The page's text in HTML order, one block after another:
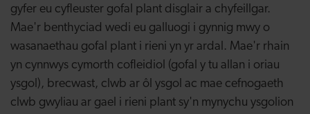
gyfer eu cyfleuster gofal plant disglair a chyfeillgar.
Mae'r benthyciad wedi eu galluogi i gynnig mwy o
wasanaethau gofal plant i rieni yn yr ardal. Mae'r rhain
yn cynnwys cymorth cofleidiol (gofal y tu allan i oriau
ysgol), brecwast, clwb ar ôl ysgol ac mae cefnogaeth
clwb gwyliau ar gael i rieni plant sy'n mynychu ysgolion